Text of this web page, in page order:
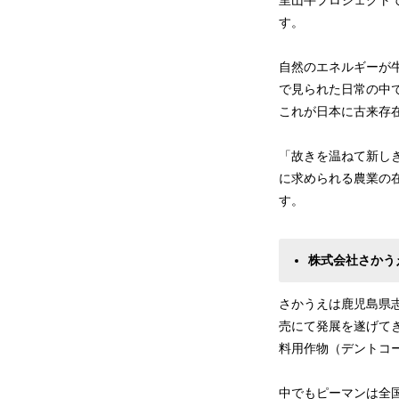
す。
自然のエネルギーが
で見られた日常の中
これが日本に古来存
「故きを温ねて新
に求められる農業の
す。
株式会社さかう
さかうえは鹿児島県
売にて発展を遂げて
料用作物（デントコ
中でもピーマンは全